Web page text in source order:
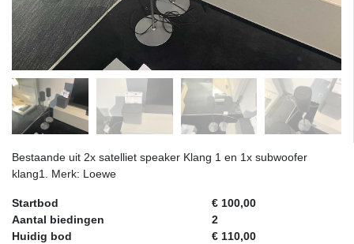
Bestaande uit 2x satelliet speaker Klang 1 en 1x subwoofer
klang1. Merk: Loewe
Startbod
€ 100,00
Aantal biedingen
2
Huidig bod
€ 110,00